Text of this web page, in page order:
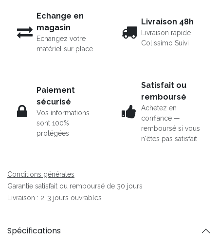
Echange en
magasin
Echangez votre
matériel sur place
Livraison 48h
Livraison rapide
Colissimo Suivi
Paiement
sécurisé
Vos informations
sont 100%
protégées
Satisfait ou
remboursé
Achetez en
confiance —
remboursé si vous
n'êtes pas satisfait
Conditions générales
Garantie satisfait ou remboursé de 30 jours
Livraison : 2-3 jours ouvrables
Spécifications